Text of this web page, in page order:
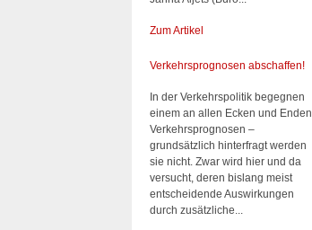
Zum Artikel
Verkehrsprognosen abschaffen!
In der Verkehrspolitik begegnen
einem an allen Ecken und Enden
Verkehrsprognosen –
grundsätzlich hinterfragt werden
sie nicht. Zwar wird hier und da
versucht, deren bislang meist
entscheidende Auswirkungen
durch zusätzliche...